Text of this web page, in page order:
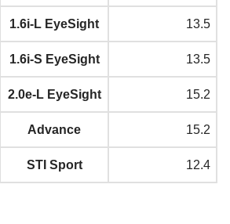
1.6i-L EyeSight 13.5
1.6i-S EyeSight 13.5
2.0e-L EyeSight 15.2
Advance 15.2
STI Sport 12.4